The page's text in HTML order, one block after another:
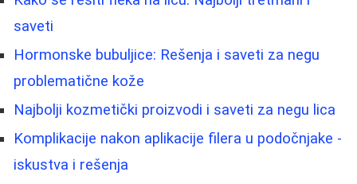
saveti
Hormonske bubuljice: Rešenja i saveti za negu
problematične kože
Najbolji kozmetički proizvodi i saveti za negu lica
Komplikacije nakon aplikacije filera u podočnjake -
iskustva i rešenja